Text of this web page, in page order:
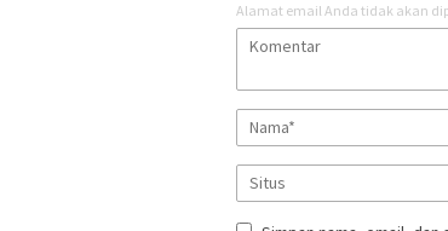
Alamat email Anda tidak akan